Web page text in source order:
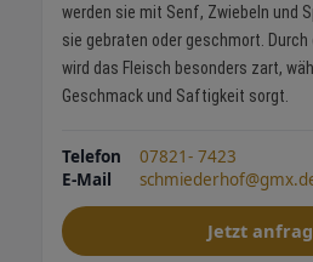
werden sie mit Senf, Zwiebeln und
sie gebraten oder geschmort.
wird das Fleisch besonders zart,
Geschmack und Saftigkeit sorgt.
Telefon
07821- 7423
E-Mail
Jetzt